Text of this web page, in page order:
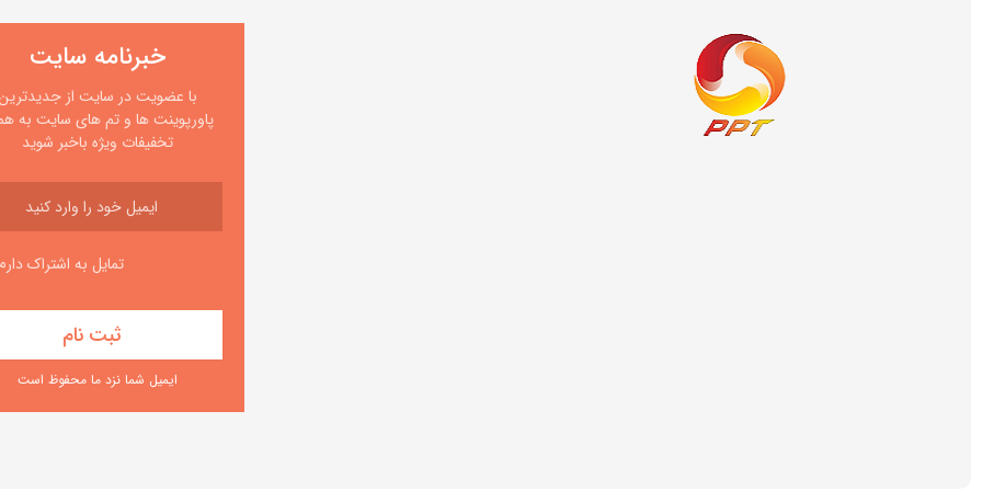
خبرنامه سایت
با عضویت در سایت از
پاورپوینت ها و تم های سایت به
تخفیفات ویژه باخبر شوید
تمایل به اشتراک
ایمیل شما نزد ما محفوظ است